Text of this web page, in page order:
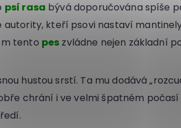
psí rasa bývá doporučována spíše
kteří psovi nastaví
tento pes zvládne nejen základní
hustou srstí. Ta mu dodává
chrání i ve velmi špatném počasí